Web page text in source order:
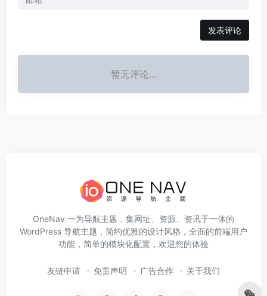
发表评论
暂无评论...
OneNav 一为导航主题，集网址、资源、资讯于一体的
WordPress 导航主题，简约优雅的设计风格，全面的前端用户
功能，简单的模块化配置，欢迎您的体验
友链申请 免责声明 广告合作 关于我们